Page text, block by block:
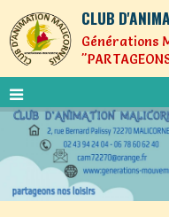
CLUB
Générations